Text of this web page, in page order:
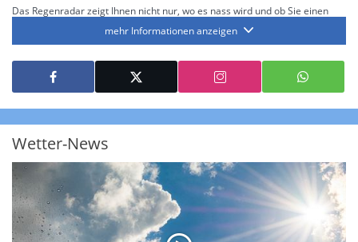
Das Regenradar zeigt Ihnen nicht nur, wo es nass wird und ob Sie einen
die Niederschlagsintensität. Diese bezieht sich laut offiziellen Richtlinien
jeweils auf die Niederschlagsmenge in l/m² pro Stunde Regen- bzw.
Schneefall. Die 6 Stufen sind wie folgt gegliedert: Die hellen Blautöne
symbolisieren leichte bis mäßige Regen- bzw. Schneefälle mit einer
Intensität bis 8.1 l/m² pro Stunde. Dunkelblau repräsentiert mäßige bis
starke Niederschläge bis 35 l/m² pro Stunde. Hier können bereits Gewitter
auftreten. Extreme bzw. unwetterartige Niederschlagsereignisse mit
über 150 l/m² pro Stunde an. Solche
Neben der Niederschlagsintensität kann auch die Zuggeschwindigkeit der
Niederschlagsgebiete und damit die Niederschlagsdauer abgeschätzt
werden. Neben der 5-minütigen Radaraufzeichnung gibt es eine
Niederschlagsprognose für die nächsten 2 Stunden. So sehen Sie genau,
wann und wo in Deutschland mit Regen oder Schneefall zu rechnen ist bzw.
kennen zu jeder Zeit den genauen Verlauf einer Niederschlagsfront.
mehr Informationen anzeigen
Wetter-News